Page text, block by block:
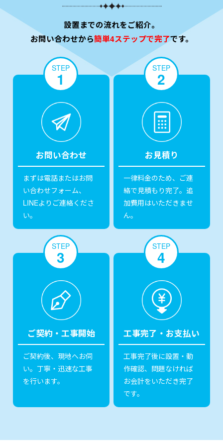
設置までの流れをご紹介。
お問い合わせから簡単4ステップで完了です。
STEP
1
お問い合わせ
まずは電話またはお問
い合わせフォーム、
LINEよりご連絡くださ
い。
STEP
2
お見積り
一律料金のため、ご連
絡で見積もり完了。追
加費用はいただきませ
ん。
STEP
3
ご契約・工事開始
ご契約後、現地へお伺
い。丁寧・迅速な工事
を行います。
STEP
4
工事完了・お支払い
工事完了後に設置・動
作確認、問題なければ
お会計をいただき完了
です。